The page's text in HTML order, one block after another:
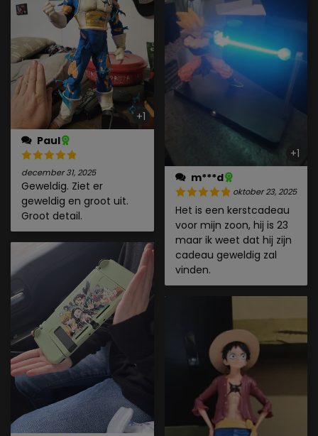
+1
Paul
december 31, 2025
Geweldig. Ziet er
geweldig en groot uit.
Groot detail.
+1
m***d
oktober 23, 2025
Het is een kerstcadeau
voor mijn zoon, hij is 23
maar ik weet dat hij zijn
cadeau geweldig zal
vinden.